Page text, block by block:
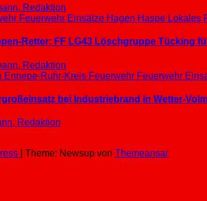
Redaktion
Feuerwehr Einsätze Hagen Haspe Lokales
Retter: FF LG43 Löschgruppe Tücking
Redaktion
Ennepe-Ruhr-Kreis Feuerwehr Feuerwehr
bei Industriebrand in Wetter-
Redaktion
Theme: Newsup von Themeansar